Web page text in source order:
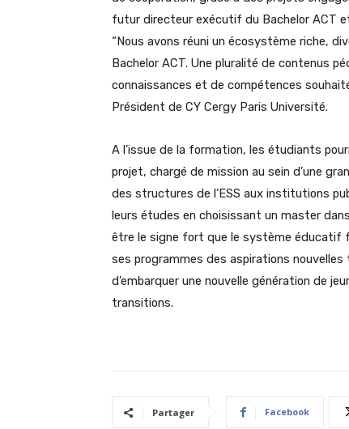
futur directeur exécutif du Bachelor ACT
“Nous avons réuni un écosystème riche,
Bachelor ACT. Une pluralité de contenus
connaissances et de compétences
Président de CY Cergy Paris Université.
A l’issue de la formation, les étudiants
projet, chargé de mission au sein d’une
des structures de l’ESS aux institutions
leurs études en choisissant un master
être le signe fort que le système éducatif
ses programmes des aspirations
d’embarquer une nouvelle génération de
transitions.
Partager Facebook